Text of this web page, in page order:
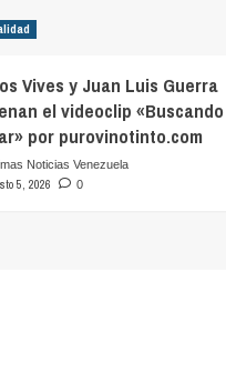
Vives y Juan Luis Guerra
el videoclip «Buscando
por purovinotinto.com
Noticias Venezuela
5, 2026 0